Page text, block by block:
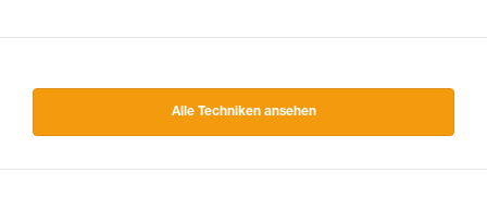
Alle Techniken ansehen